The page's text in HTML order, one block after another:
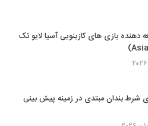
دهنده بازی های کازینویی آسیا لایو تک
شرط بندان مبتدی در زمینه پیش بینی